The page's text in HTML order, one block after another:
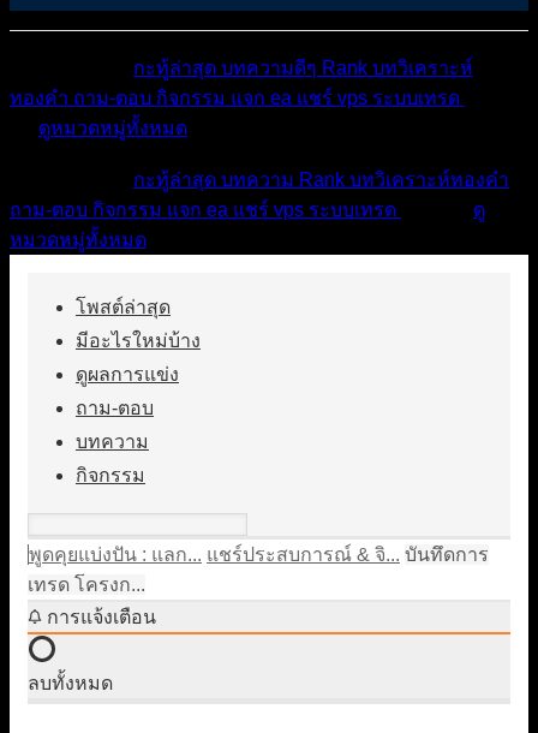
กะทู้ล่าสุด บทความดีๆ Rank บทวิเคราะห์
ทองคำ ถาม-ตอบ กิจกรรม แจก ea แชร์ vps ระบบเทรด
ดูหมวดหมู่ทั้งหมด
กะทู้ล่าสุด บทความ Rank บทวิเคราะห์ทองคำ
ถาม-ตอบ กิจกรรม แจก ea แชร์ vps ระบบเทรด
ดู
หมวดหมู่ทั้งหมด
โพสต์ล่าสุด
มีอะไรใหม่บ้าง
ดูผลการแข่ง
ถาม-ตอบ
บทความ
กิจกรรม
พูดคุยแบ่งปัน : แลก... แชร์ประสบการณ์ & จิ... บันทึดการ
เทรด โครงก...
การแจ้งเตือน
ลบทั้งหมด